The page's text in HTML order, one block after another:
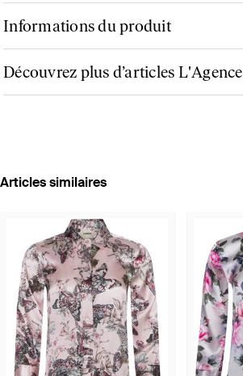
Informations du produit
Découvrez plus d’articles L'Agence
Articles similaires